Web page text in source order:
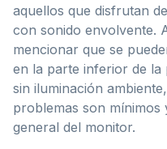
aquellos que disfrutan
con sonido envolvente.
mencionar que se
en la parte inferior de la
sin iluminación
problemas son mínimos
general del monitor.